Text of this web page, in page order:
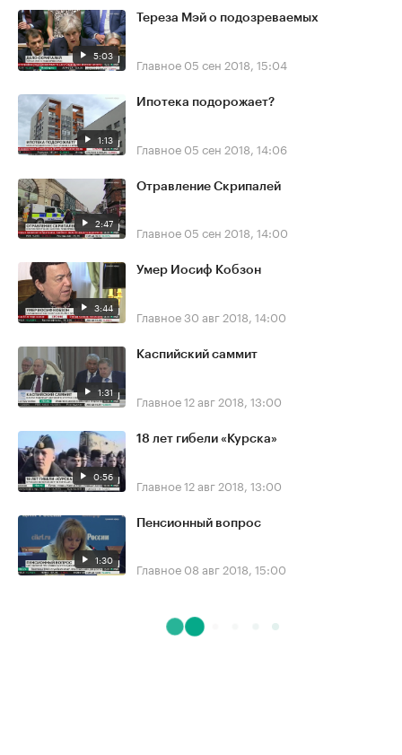
5:03
Тереза Мэй о подозреваемых
Главное 05 сен 2018, 15:04
1:13
Ипотека подорожает?
Главное 05 сен 2018, 14:06
2:47
Отравление Скрипалей
Главное 05 сен 2018, 14:00
3:44
Умер Иосиф Кобзон
Главное30 авг 2018, 14:00
1:31
Каспийский саммит
Главное12 авг 2018, 13:00
0:56
18 лет гибели «Курска»
Главное12 авг 2018, 13:00
1:30
Пенсионный вопрос
Главное 08 авг 2018, 15:00